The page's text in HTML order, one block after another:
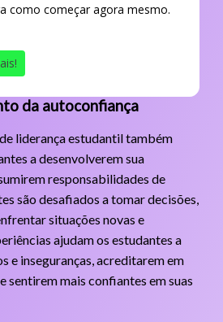
como começar agora mesmo.
da autoconfiança
liderança estudantil também
a desenvolverem sua
responsabilidades de
são desafiados a tomar decisões,
situações novas e
ajudam os estudantes a
e inseguranças, acreditarem em
sentirem mais confiantes em suas